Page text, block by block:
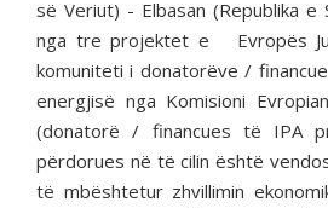
së Veriut) - Elbasan (Republika e
nga tre projektet e Evropës
komuniteti i donatorëve /
energjisë nga Komisioni
(donatorë / financues të IPA
përdorues në të cilin është
të mbështetur zhvillimin